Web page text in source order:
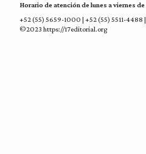
Horario de atención de lunes a viernes
+52 (55) 5659-1000 | +52 (55) 5511-4488
©2023 https://17editorial.org